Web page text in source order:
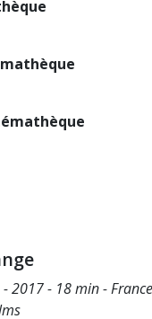
2017 - 18 min - France